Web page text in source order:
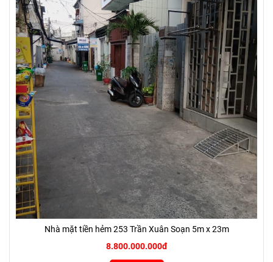
Nhà mặt tiền hẻm 253 Trần Xuân Soạn 5m x 23m
8.800.000.000đ